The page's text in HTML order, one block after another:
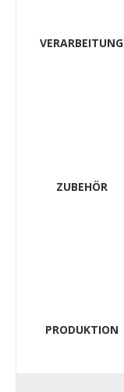
VERARBEITUNG
ZUBEHÖR
PRODUKTION